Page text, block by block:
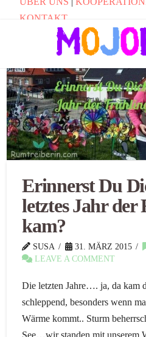
KONTAKT
Erinnerst Du
letztes Jahr
kam?
SUSA 31. MÄRZ 2015
LEAVE A COMMENT
Die letzten Jahre…. ja, da kam
schleppend, besonders wenn
Wärme kommt.. Sturm
See…wir standen mit unserem